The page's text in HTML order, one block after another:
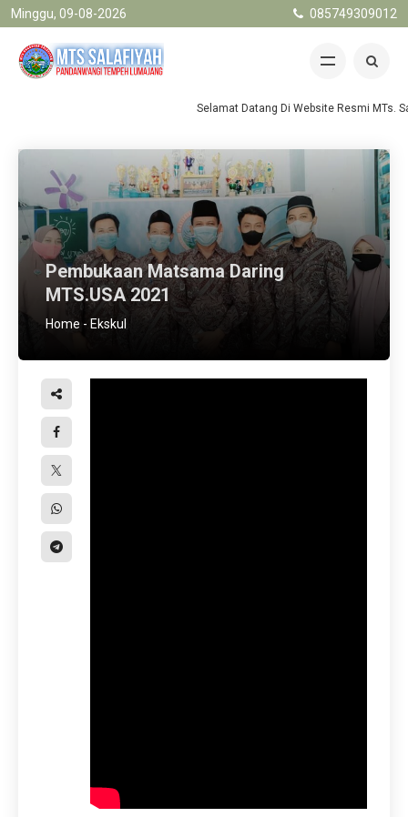
Minggu, 09-08-2026 085749309012
Selamat Datang Di Website Resmi MTs.
Pembukaan Matsama Daring
MTS.USA 2021
Home - Ekskul